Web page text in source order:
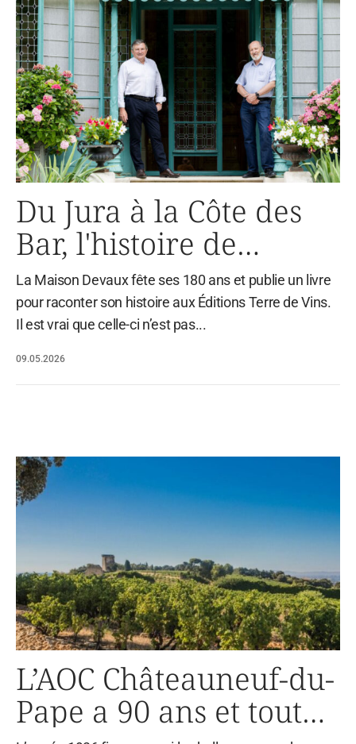
09.05.2026
Du Jura à la Côte des
Bar, l'histoire de
Champagne Devaux
vous surprendra...
La Maison Devaux fête ses 180 ans et publie un livre
pour raconter son histoire aux Éditions Terre de Vins.
Il est vrai que celle-ci n’est pas...
L’AOC Châteauneuf-du-
Pape a 90 ans et toute